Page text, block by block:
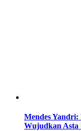
Mendes Yandri:
Wujudkan Asta